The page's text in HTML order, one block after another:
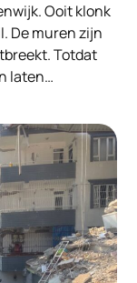
Ooit klonk
De muren zijn
Totdat
laten…